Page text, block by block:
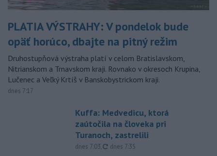
PLATIA VÝSTRAHY: V pondelok bude
opäť horúco, dbajte na pitný režim
Druhostupňová výstraha platí v celom Bratislavskom,
Nitrianskom a Trnavskom kraji. Rovnako v okresoch Krupina,
Lučenec a Veľký Krtíš v Banskobystrickom kraji.
dnes 7:17
Kuffa: Medvedicu, ktorá
zaútočila na človeka pri
Turanoch, zastrelili
dnes 7:03, aktualizované
dnes 7:35